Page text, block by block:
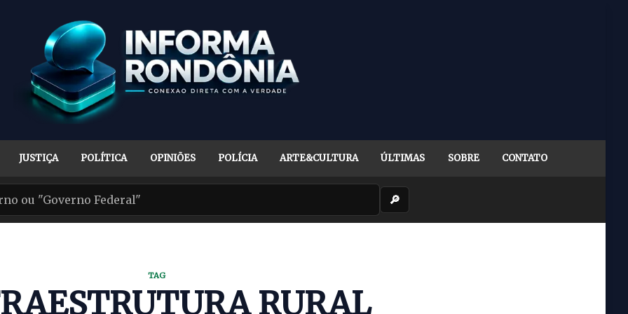
JUSTIÇA POLÍTICA OPINIÕES POLÍCIA ARTE&CULTURA ÚLTIMAS SOBRE CONTATO
🔎
TAG
RURAL